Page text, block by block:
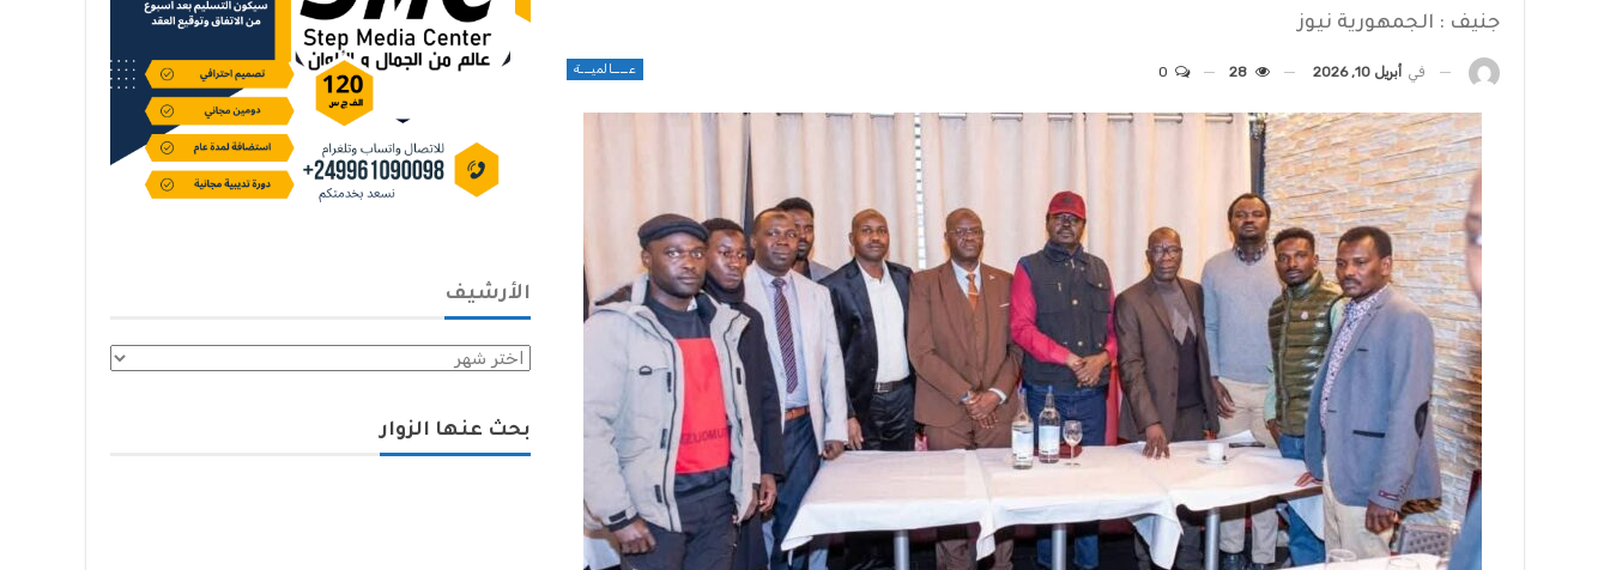
جنيف : الجمهورية نيوز
عــــالميـــة في أبريل 10, 2026 28
الأرشيف
الأرشيف
بحث عنها الزوار